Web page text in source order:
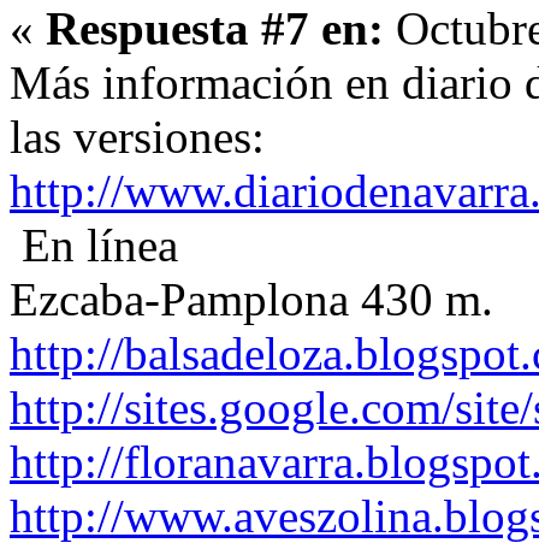
« Respuesta #7 en:
Más información en diario
las versiones:
http://
En línea
Ezcaba-Pamplona 430 m.
http://
http://sites.google.com/
http://
http://